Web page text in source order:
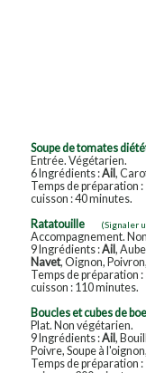
Soupe de tomates
Entrée. Végétarien.
6 Ingrédients :Ail ,
Temps de préparation
cuisson : 40 minutes.
Ratatouille
(Signaler
Accompagnement.
9 Ingrédients :Ail ,
Navet, Oignon, Poivron,
Temps de préparation
cuisson : 110 minutes.
Boucles et cubes de
Plat. Non végétarien.
9 Ingrédients :Ail ,
Poivre, Soupe à l'oignon,
Temps de préparation